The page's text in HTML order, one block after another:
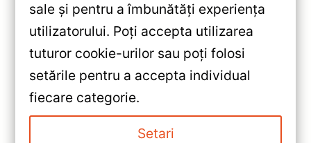
«Navigație Auto Teyes Lux One
Hyundai Santa Fe 4 2018-2020
— Recenzie Detaliată, Testare &
Recomandări
Navigatie Auto Teyes Lux One
Volkswagen Touran 1 2003-
sale și pentru a îmbunătăți experiența
utilizatorului. Poți accepta utilizarea
tuturor cookie-urilor sau poți folosi
setările pentru a accepta individual
fiecare categorie.
Setari